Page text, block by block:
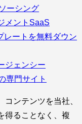
ーシング
メントSaaS
レートを無料ダウン
ジェンシー
専門サイト
ンテンツを当社、
得ることなく、複